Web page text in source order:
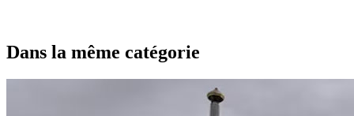
Dans la même catégorie